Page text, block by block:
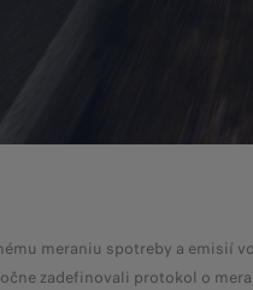
meraniu spotreby a emisií
zadefinovali protokol o